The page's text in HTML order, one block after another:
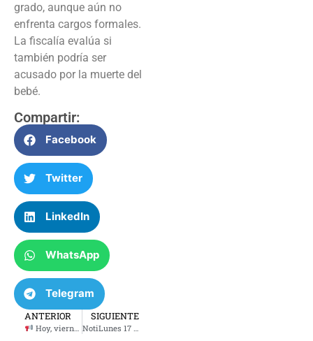
grado, aunque aún no
enfrenta cargos formales.
La fiscalía evalúa si
también podría ser
acusado por la muerte del
bebé.
Compartir:
Facebook
Twitter
LinkedIn
WhatsApp
Telegram
ANTERIOR
Hoy, viernes 14 de febrero de 2025, la abogada Lorena Rivas en La Que Buena
SIGUIENTE